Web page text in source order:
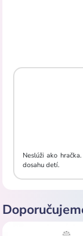
Neslúži ako
dosahu detí.